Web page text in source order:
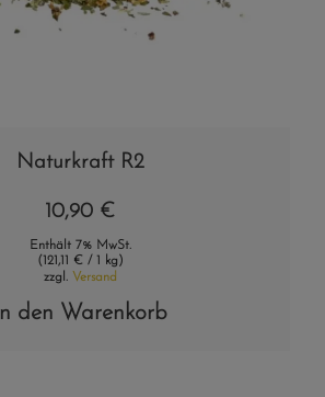
Naturkraft R2
10,90 €
Enthält 7% MwSt.
(121,11 € / 1 kg)
zzgl. Versand
In den Warenkorb